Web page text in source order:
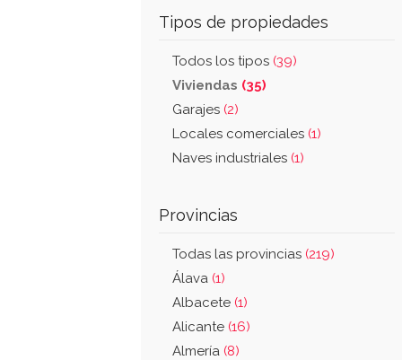
Tipos de propiedades
Todos los tipos (39)
Viviendas (35)
Garajes (2)
Locales comerciales (1)
Naves industriales (1)
Provincias
Todas las provincias (219)
Álava (1)
Albacete (1)
Alicante (16)
Almería (8)